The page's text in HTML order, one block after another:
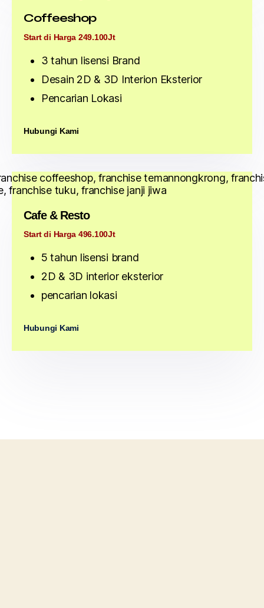
Coffeeshop
Start di Harga 249.100Jt
3 tahun lisensi Brand
Desain 2D & 3D Interion Eksterior
Pencarian Lokasi
Hubungi Kami
Cafe & Resto
Start di Harga 496.100Jt
5 tahun lisensi brand
2D & 3D interior eksterior
pencarian lokasi
Hubungi Kami